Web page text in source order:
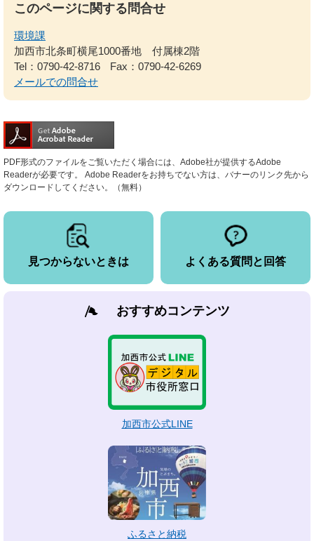
このページに関する問合せ
環境課
加西市北条町横尾1000番地 付属棟2階
Tel：0790-42-8716
Fax：0790-42-6269
メールでの問合せ
PDF形式のファイルをご覧いただく場合には、Adobe社が提供するAdobe
Readerが必要です。
Adobe Readerをお持ちでない方は、バナーのリンク先から
ダウンロードしてください。（無料）
見つからないときは よくある質問と回答
おすすめコンテンツ
加西市公式LINE
ふるさと納税